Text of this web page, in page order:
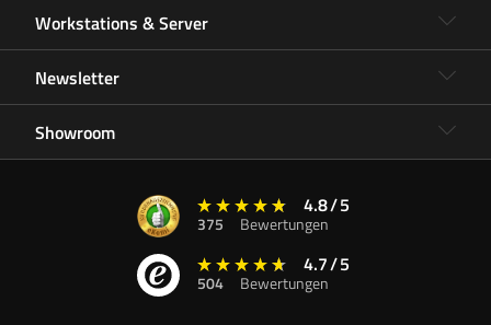
Workstations & Server
Newsletter
Showroom
4.8/5
375 Bewertungen
4.7/5
504 Bewertungen